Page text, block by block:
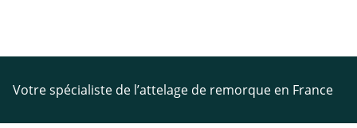
Votre spécialiste de l’attelage de remorque en France